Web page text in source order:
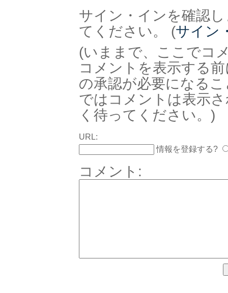
サイン・インを確認
てください。 (サイン
(いままで、ここでコ
コメントを表示する
の承認が必要になる
ではコメントは表示
く待ってください。)
URL:
情報を登録する?
コメント: